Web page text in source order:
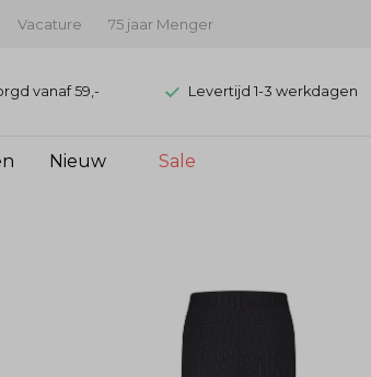
Vacature 75 jaar Menger
vanaf 59,- Levertijd 1-3 werkdagen
Nieuw Sale